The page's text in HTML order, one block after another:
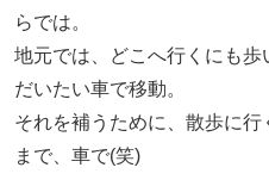
らでは。
地元では、どこへ行くにも歩
だいたい車で移動。
それを補うために、散歩に
まで、車で(笑)